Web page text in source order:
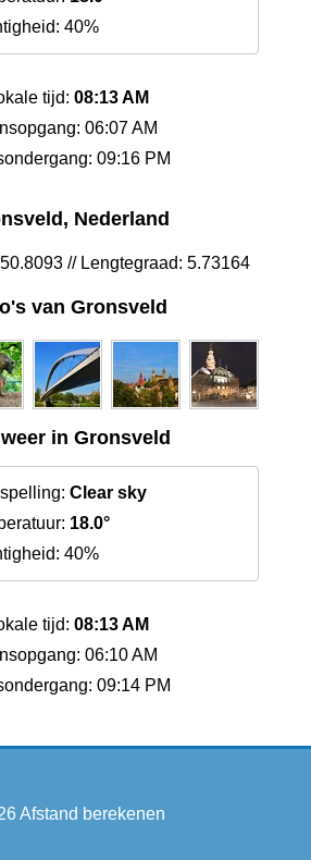
40%
tijd: 08:13 AM
06:07 AM
09:16 PM
Nederland
// Lengtegraad: 5.73164
van Gronsveld
in Gronsveld
Clear sky
18.0°
40%
tijd: 08:13 AM
06:10 AM
09:14 PM
Afstand berekenen